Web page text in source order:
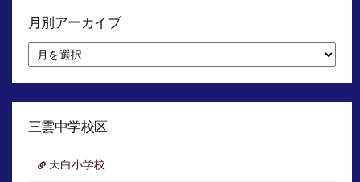
月別アーカイブ
別
ア
イ
三雲中学校区
天白小学校